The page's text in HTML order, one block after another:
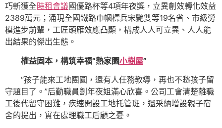
巧斬獲全時租會議國優路杯等4項年夜獎，立異創效轉化效益
2389萬元；涌現全國鐵路巾幗標兵宋艷雙等19名省、市級勞
模進步前輩，工匠頭雁效應凸顯，構成人人可立異、人人能
出結果的傑出生態。
權益固本，構筑幸福“熱家園小樹屋”
“孩子能來工地團圓，還有人任務教導，再也不愁孩子留
守題目了。”后勤職員劉年夜姐滿心欣喜。公司工會清楚離職
工後代留守困難，疾速開設工地托管班，還采納增設親子宿
舍的提出，實在處理職工后顧之憂。